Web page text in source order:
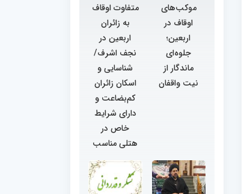
موکب‌های
اوقاف در
اربعین؛
جلوه‌ای
ماندگار از
نیت واقفان
متفاوت اوقاف
به زائران
اربعین در
نجف اشرف/
شناسایی و
اسکان زائران
کم‌بضاعت و
دارای شرایط
خاص در
هتلی مناسب